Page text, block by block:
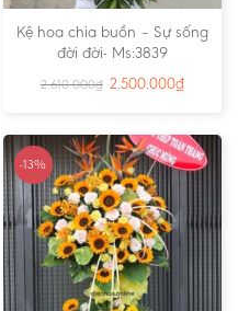
Kệ hoa chia buồn – Sự sống
đời đời- Ms:3839
2.610.000₫ 2.500.000₫
-13%